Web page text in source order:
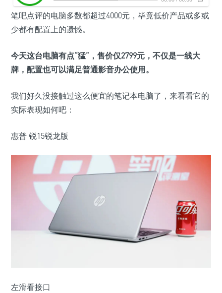
笔吧点评的电脑多数都超过4000元，毕竟低价产品或多或
少都有配置上的遗憾。
今天这台电脑有点“猛”，售价仅2799元 ，不仅是一线大
牌，配置也可以满足普通影音办公使用。
我们好久没接触过这么便宜的笔记本电脑了，来看看它的
实际表现如何吧：
惠普 锐15锐龙版
左滑看接口